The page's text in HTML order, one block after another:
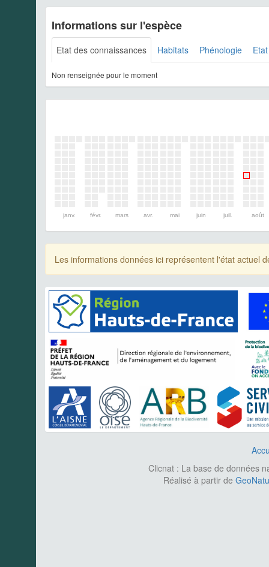
Informations sur l'espèce
Etat des connaissances Habitats Phénologie
Non renseignée pour le moment
janv. févr. mars avr. mai juin juil. août
Les informations données ici représentent l'état actuel
Clicnat : La base de données
Réalisé à partir de